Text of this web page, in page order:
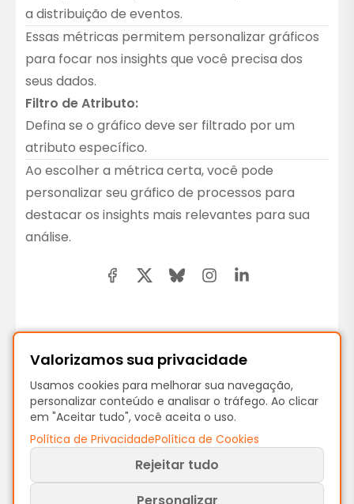
a distribuição de eventos.
Essas métricas permitem personalizar gráficos
para focar nos insights que você precisa dos
seus dados.
Filtro de Atributo:
Defina se o gráfico deve ser filtrado por um
atributo específico.
Ao escolher a métrica certa, você pode
personalizar seu gráfico de processos para
destacar os insights mais relevantes para sua
análise.
Anterior
Expressões para Dashboards Dinâmicos
Valorizamos sua privacidade
Usamos cookies para melhorar sua navegação,
personalizar conteúdo e analisar o tráfego. Ao clicar
em "Aceitar tudo", você aceita o uso.
Política de PrivacidadePolítica de Cookies
Rejeitar tudo